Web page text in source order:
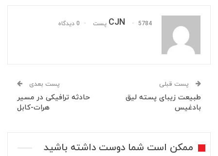
CJN 5784 پست 0 دیدگاه
پست قبلی
طبیعت زیبای پسته لیق
بادغیس
پست بعدی
حادثه ترافیکی در مسیر
هرات-کابل
ممکن است شما دوست داشته باشید